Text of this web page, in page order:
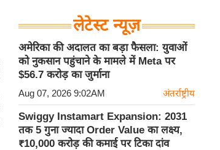
लेटेस्ट न्यूज़
अमेरिका की अदालत का बड़ा फैसला: युवाओं
को नुकसान पहुंचाने के मामले में Meta पर
$56.7 करोड़ का जुर्माना
Aug 07, 2026 9:02AM अंतर्राष्ट्रीय
Swiggy Instamart Expansion: 2031
तक 5 गुना ज्यादा Order Value का लक्ष्य,
₹10,000 करोड़ की कमाई पर टिका दांव